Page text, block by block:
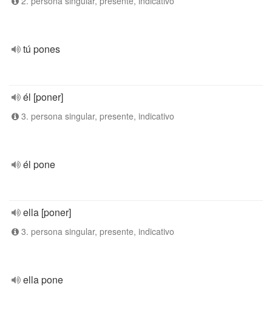
tú pones
él [poner]
3. persona singular, presente, indicativo
él pone
ella [poner]
3. persona singular, presente, indicativo
ella pone